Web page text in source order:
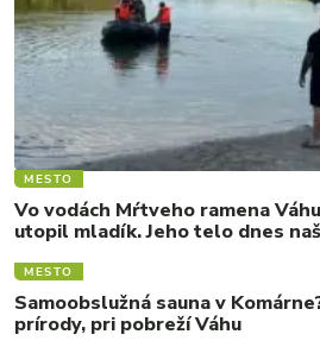
MESTO
Vo vodách Mŕtveho ramena
utopil mladík. Jeho telo dnes
MESTO
Samoobslužná sauna v
prírody, pri pobreží Váhu